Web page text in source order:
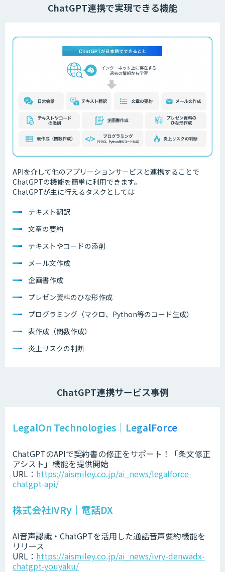
ChatGPT連携で実現できる機能
APIを介して他のアプリーションサービスと連携することで
ChatGPTの機能を簡単に利用できます。
ChatGPTが主に行えるタスクとしては
テキスト翻訳
文章の要約
テキストやコードの添削
メール文作成
企画書作成
プレゼン資料のひな形作成
プログラミング（マクロ、Python等のコード生成）
表作成（関数作成）
炎上リスクの判断
ChatGPT連携サービス事例
LegalOn Technologies｜LegalForce
ChatGPTのAPIで契約書の修正をサポート！「条文修正
アシスト」機能を提供開始
URL： https://aismiley.co.jp/ai_news/legalforce-
chatgpt-api/
株式会社IVRy｜電話DX
AI音声認識・ChatGPTを活用した通話音声要約機能を
リリース
URL： https://aismiley.co.jp/ai_news/ivry-denwadx-
chatgpt-youyaku/